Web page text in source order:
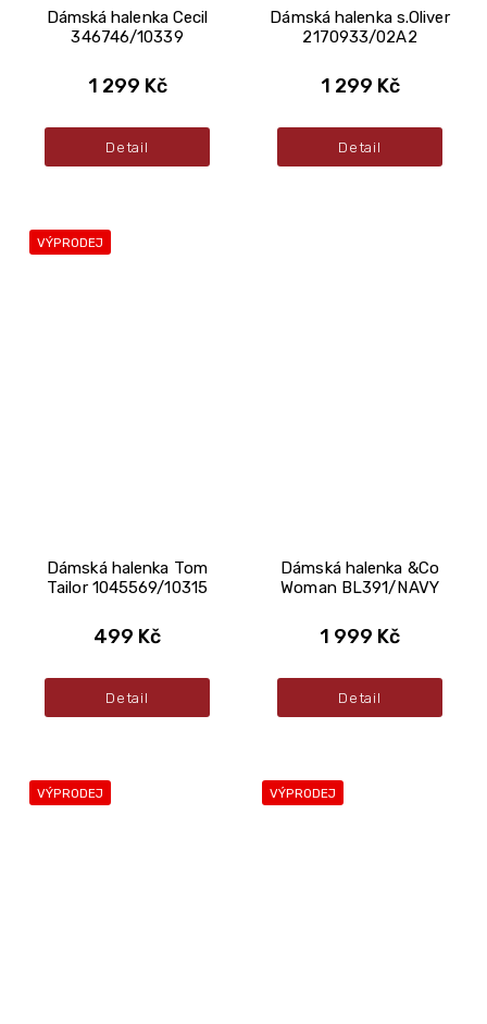
Dámská halenka Cecil
346746/10339
1 299 Kč
Detail
Dámská halenka s.Oliver
2170933/02A2
1 299 Kč
Detail
VÝPRODEJ
Dámská halenka Tom
Tailor 1045569/10315
499 Kč
Detail
Dámská halenka &Co
Woman BL391/NAVY
1 999 Kč
Detail
VÝPRODEJ VÝPRODEJ